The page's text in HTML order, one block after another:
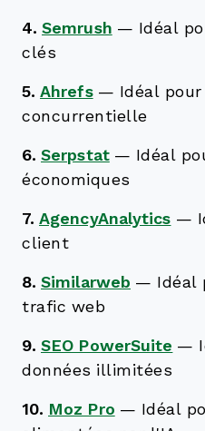
4. Semrush — Idéal
clés
5. Ahrefs — Idéal pour
concurrentielle
6. Serpstat — Idéal
économiques
7. AgencyAnalytics —
client
8. Similarweb — Idéal
trafic web
9. SEO PowerSuite —
données illimitées
10. Moz Pro — Idéal